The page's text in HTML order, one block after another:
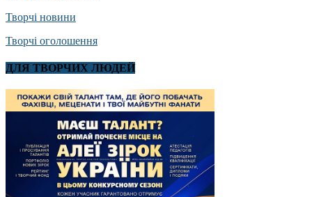
Творчі новини
Творчі оголошення
ДЛЯ ТВОРЧИХ ЛЮДЕЙ